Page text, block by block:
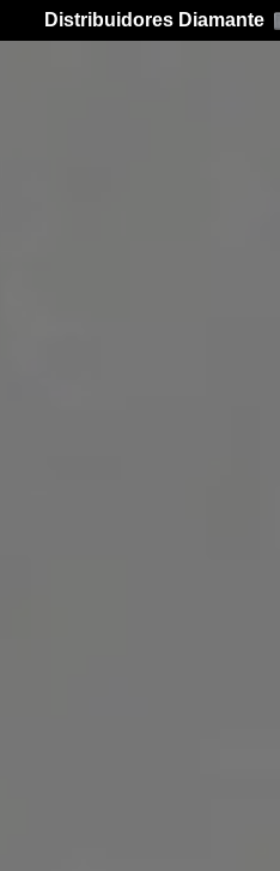
Distribuidores Diamante